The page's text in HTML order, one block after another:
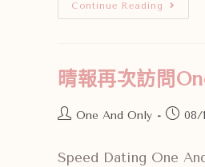
Continue Reading
晴報再次訪問
One And Only 08/
Speed Dating One